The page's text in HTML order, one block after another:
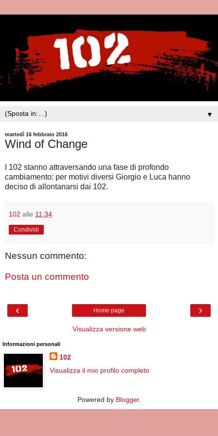
▼
martedì 16 febbraio 2016
Wind of Change
I 102 stanno attraversando una fase di profondo
cambiamento: per motivi diversi Giorgio e Luca hanno
deciso di allontanarsi dai 102.
102 alle 11:34
Condividi
Nessun commento:
Posta un commento
‹ ›
Home page
Visualizza versione web
Informazioni personali
102
Visualizza il mio profilo completo
Powered by Blogger.